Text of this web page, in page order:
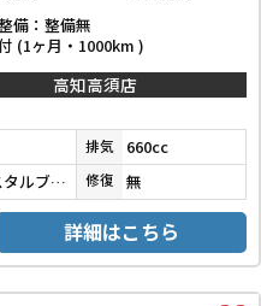
備：整備無
(1ヶ月・1000km )
高知高須店
排気 660cc
クリスタルブラックパール 修復 無
詳細はこちら